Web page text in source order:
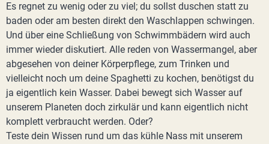
Es regnet zu wenig oder zu viel; du sollst duschen statt zu
baden oder am besten direkt den Waschlappen schwingen.
Und über eine Schließung von Schwimmbädern wird auch
immer wieder diskutiert. Alle reden von Wassermangel, aber
abgesehen von deiner Körperpflege, zum Trinken und
vielleicht noch um deine Spaghetti zu kochen, benötigst du
ja eigentlich kein Wasser. Dabei bewegt sich Wasser auf
unserem Planeten doch zirkulär und kann eigentlich nicht
komplett verbraucht werden. Oder?
Teste dein Wissen rund um das kühle Nass mit unserem